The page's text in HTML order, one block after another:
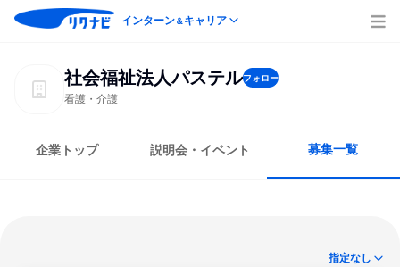
インターン＆キャリア
社会福祉法人パステルフォロー
看護・介護
企業トップ 説明会・イベント 募集一覧
指定なし